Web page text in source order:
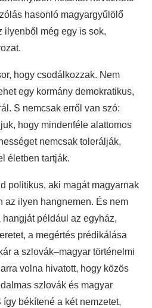
hasonló magyargyűlölő
ilyenből még egy is sok,
hogy csodálkozzak. Nem
egy kormány demokratikus,
S nemcsak erről van szó:
hogy mindenféle alattomos
nemcsak tolerálják,
életben tartják.
politikus, aki magát magyarnak
az ilyen hangnemen. És nem
például az egyház,
a megértés prédikálása
a szlovák–magyar történelmi
volna hivatott, hogy közös
szlovák és magyar
békítené a két nemzetet,